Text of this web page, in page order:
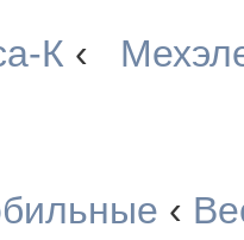
К ‹
‹